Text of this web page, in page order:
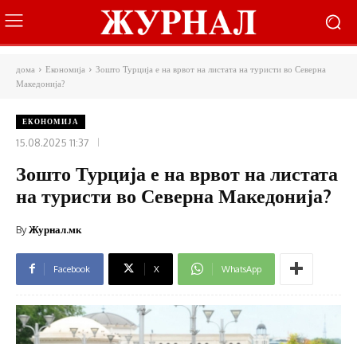
дома Економија
Зошто Турција е на врвот на листата на туристи во Северна
Македонија?
ЕКОНОМИЈА
15.08.2025 11:37
Зошто Турција е на врвот на листата
на туристи во Северна Македонија?
ByЖурнал.мк
Facebook X WhatsApp